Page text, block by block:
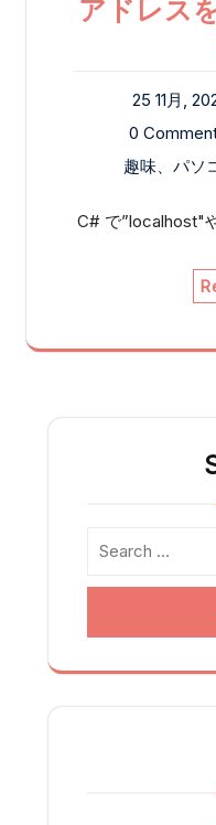
アドレス
25 11月,
0
趣味、パソ
C# で”localhost"